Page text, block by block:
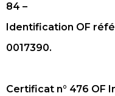
84 –
Identification OF
0017390.
Certificat n° 476 OF